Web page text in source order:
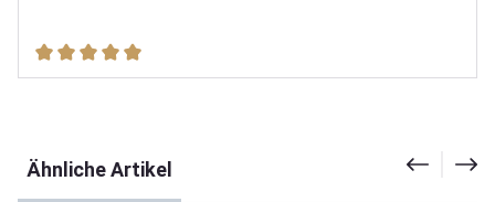
Durchschnittliche Bewertung von 5 von 5 Sternen
Ähnliche Artikel